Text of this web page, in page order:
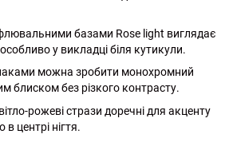
базами Rose light виглядає
у викладці біля кутикули.
можна зробити монохромний
блиском без різкого контрасту.
рожеві стрази доречні для акценту
в центрі нігтя.